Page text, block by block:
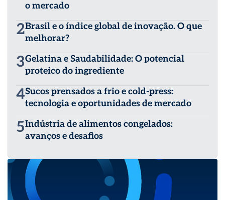
o mercado
2Brasil e o índice global de inovação. O que
melhorar?
3Gelatina e Saudabilidade: O potencial
proteico do ingrediente
4Sucos prensados a frio e cold-press:
tecnologia e oportunidades de mercado
5Indústria de alimentos congelados:
avanços e desafios